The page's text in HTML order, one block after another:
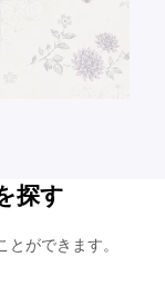
探す
ができます。